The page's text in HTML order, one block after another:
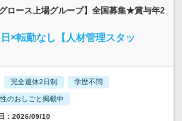
ロース上場グループ】全国募集★賞与年2
×転勤なし【人材管理スタッ
完全週休2日制 学歴不問
のおしごと掲載中
：2026/09/10